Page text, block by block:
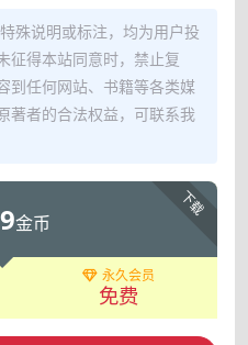
殊说明或标注，均为用户投
征得本站同意时，禁止复
到任何网站、书籍等各类媒
著者的合法权益，可联系我
下载
金币
永久会员
免费